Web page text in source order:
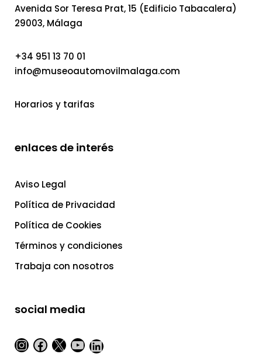
Avenida Sor Teresa Prat, 15 (Edificio Tabacalera)
29003, Málaga
+34 951 13 70 01
info@museoautomovilmalaga.com
Horarios y tarifas
enlaces de interés
Aviso Legal
Política de Privacidad
Política de Cookies
Términos y condiciones
Trabaja con nosotros
social media
Instagram
Facebook
X YouTube
LinkedIn